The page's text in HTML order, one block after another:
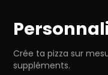
Crée ta pizza sur
suppléments.